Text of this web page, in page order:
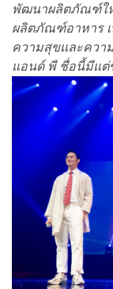
พัฒนาผลิตภัณฑ์ให
ผลิตภัณฑ์อาหาร เ
ความสุขและควา
แอนด์ พี ชื่อนี้มีแต่